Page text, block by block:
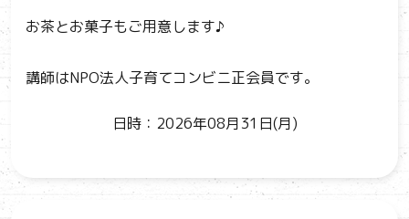
お茶とお菓子もご用意します♪
講師はNPO法人子育てコンビニ正会員です。
日時：2026年08月31日(月)